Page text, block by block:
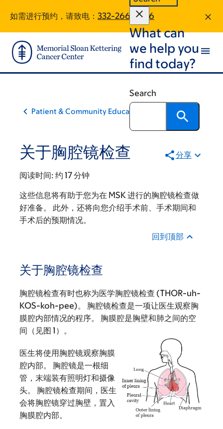
main
content
footer
如需进行预约，请致电： 332-266-3826
What can
we help you
find today?
Search
Patient & Community Education
关于胸腔镜检查 分享
阅读时间: 约 17 分钟
这些信息将有助于您为在 MSK 进行的胸腔镜检查做
好准备。 此外，还将向您介绍手术前、手术期间和
手术后的预期情况。
回到顶部
关于胸腔镜检查
胸腔镜检查有时也称为医学胸腔镜检查 (THOR-uh-
KOS-koh-pee)。 胸腔镜检查是一项让医生观察胸
膜腔内部情况的程序。 胸膜腔是胸壁和肺之间的空
间（见图 1）。
医生将使用胸腔镜观察胸膜
腔内部。 胸腔镜是一根细
管，末端装有照明灯和摄像
头。 胸腔镜检查期间，医生
会将胸腔镜穿过胸壁，置入
胸膜腔内部。